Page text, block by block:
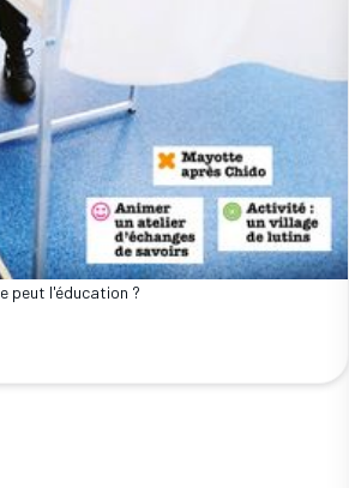
peut l'éducation ?